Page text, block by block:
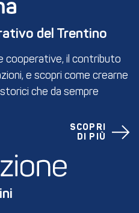
del Trentino
cooperative, il contributo
e scopri come crearne
che da sempre
SCOPRI
DI PIÙ